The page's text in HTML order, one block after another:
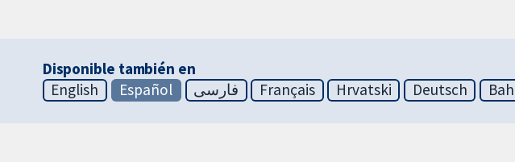
Disponible también en
English
Español فارسی Français Hrvatski Deutsch